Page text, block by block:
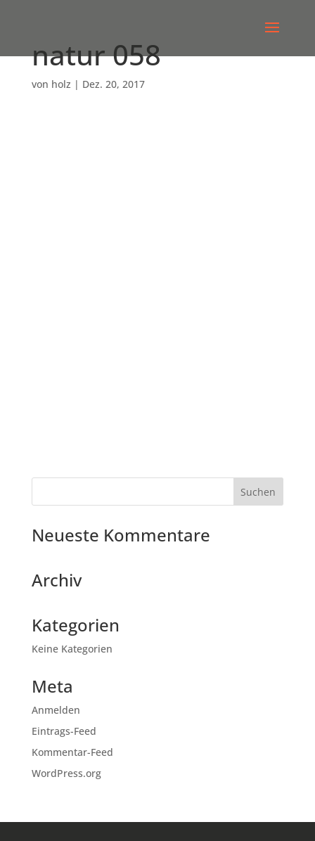
natur 058
von holz | Dez. 20, 2017
Neueste Kommentare
Archiv
Kategorien
Keine Kategorien
Meta
Anmelden
Eintrags-Feed
Kommentar-Feed
WordPress.org